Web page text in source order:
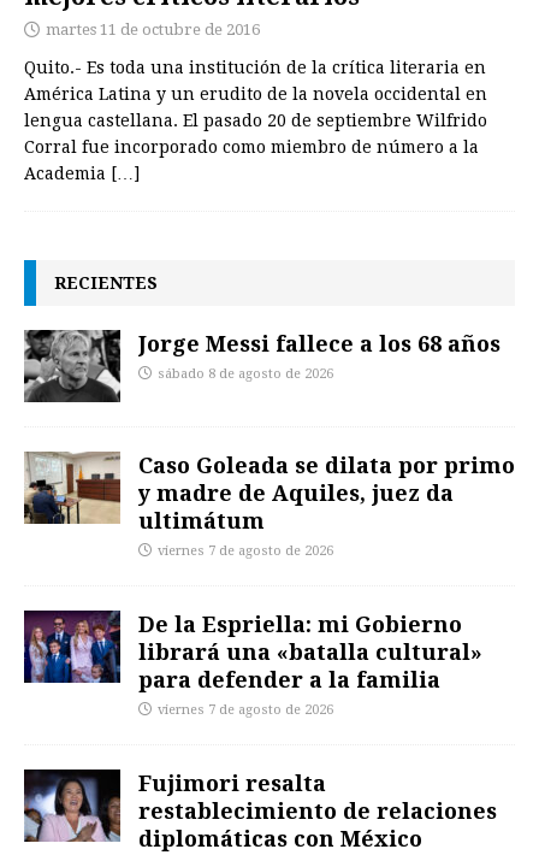
martes 11 de octubre de 2016
Quito.- Es toda una institución de la crítica literaria en
América Latina y un erudito de la novela occidental en
lengua castellana. El pasado 20 de septiembre Wilfrido
Corral fue incorporado como miembro de número a la
Academia […]
RECIENTES
Jorge Messi fallece a los 68 años
sábado 8 de agosto de 2026
Caso Goleada se dilata por primo
y madre de Aquiles, juez da
ultimátum
viernes 7 de agosto de 2026
De la Espriella: mi Gobierno
librará una «batalla cultural»
para defender a la familia
viernes 7 de agosto de 2026
Fujimori resalta
restablecimiento de relaciones
diplomáticas con México